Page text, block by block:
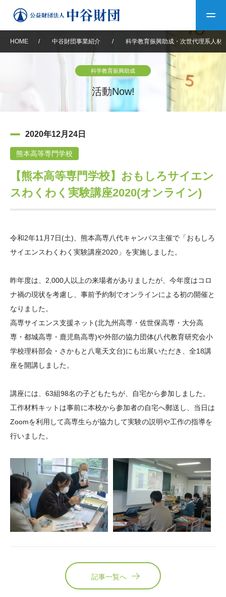
中谷財団について
設立趣意書
沿革 40年史デジタルブック
中谷財団40年史
役員・評議員 公開情報
中谷財団事業紹介
神戸賞 長期大型研究助成
大学院生奨学金
国際学生交流プログラ
ム
科学教育振興助成・
次世代理系人材育成プ
ログラム助成
中谷財団動画紹介
その他情報
アクセス よくあるご質問
サイトマップ 中谷財団アーカイブ
日本語 English マイページ
HOME / 中谷財団事業紹介 / 科学教育振興助成・次世代理系人材
科学教育振興助成
活動Now!
2020年12月24日
熊本高等専門学校
【熊本高等専門学校】おもしろサイエン
スわくわく実験講座2020(オンライン)
令和2年11月7日(土)、熊本高専八代キャンパス主催で「おもしろ
サイエンスわくわく実験講座2020」を実施しました。
昨年度は、2,000人以上の来場者がありましたが、今年度はコロ
ナ禍の現状を考慮し、事前予約制でオンラインによる初の開催と
なりました。
高専サイエンス支援ネット(北九州高専・佐世保高専・大分高
専・都城高専・鹿児島高専)や外部の協力団体(八代教育研究会小
学校理科部会・さかもと八竜天文台)にも出展いただき、全18講
座を開講しました。
講座には、63組98名の子どもたちが、自宅から参加しました。
工作材料キットは事前に本校から参加者の自宅へ郵送し、当日は
Zoomを利用して高専生らが協力して実験の説明や工作の指導を
行いました。
記事一覧へ